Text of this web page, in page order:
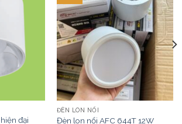
đại
ĐÈN LON NỔI
Đèn lon nổi AFC 644T 12W